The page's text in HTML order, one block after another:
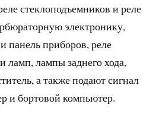
стеклоподъемников и реле
электронику,
панель приборов, реле
ламп, лампы заднего хода,
а также подают сигнал
и бортовой компьютер.